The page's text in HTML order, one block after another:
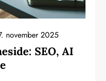
november 2025
SEO, AI